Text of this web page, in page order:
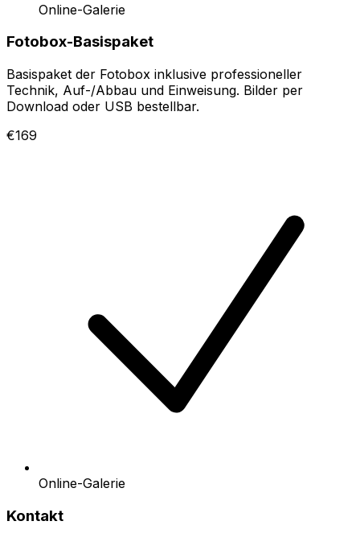
Online-Galerie
Fotobox-Basispaket
Basispaket der Fotobox inklusive professioneller
Technik, Auf-/Abbau und Einweisung. Bilder per
Download oder USB bestellbar.
€169
Online-Galerie
Kontakt